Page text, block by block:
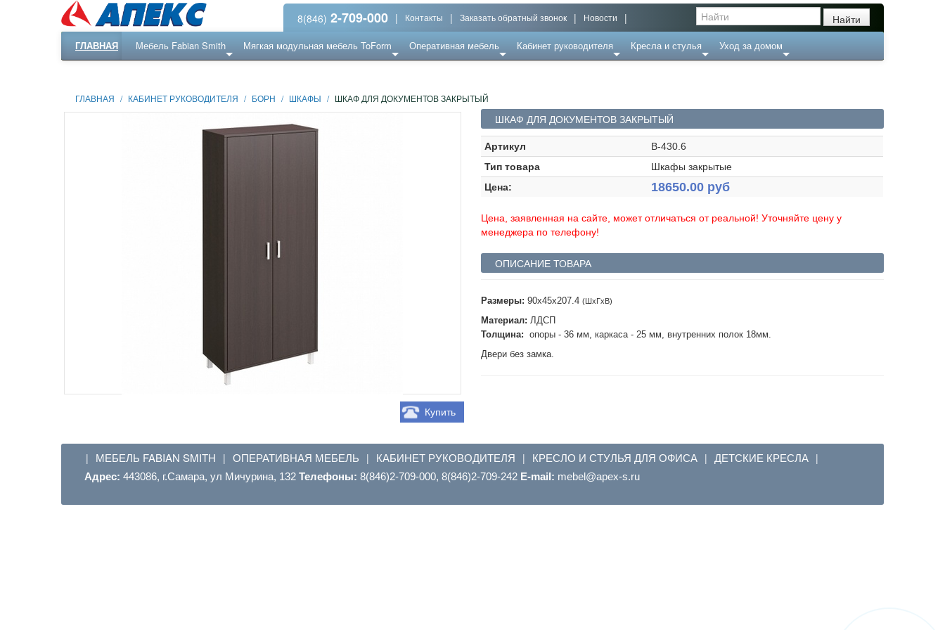
8(846) 2-709-000 | Контакты | Заказать обратный звонок | Новости |
ГЛАВНАЯ Мебель Fabian Smith Мягкая модульная мебель ToForm Оперативная мебель Кабинет руководителя Кресла и стулья Уход за домом
ГЛАВНАЯ / КАБИНЕТ РУКОВОДИТЕЛЯ / БОРН / ШКАФЫ / ШКАФ ДЛЯ ДОКУМЕНТОВ ЗАКРЫТЫЙ
Купить
ШКАФ ДЛЯ ДОКУМЕНТОВ ЗАКРЫТЫЙ
Артикул
В-430.6
Тип товара
Шкафы закрытые
Цена:
18650.00 руб
Цена, заявленная на сайте, может отличаться от реальной! Уточняйте цену у
менеджера по телефону!
ОПИСАНИЕ ТОВАРА
Размеры: 90x45x207.4(ШхГхВ)
Материал: ЛДСП
Толщина: опоры - 36 мм, каркаса - 25 мм, внутренних полок 18мм.
Двери без замка.
| МЕБЕЛЬ FABIAN SMITH | ОПЕРАТИВНАЯ МЕБЕЛЬ | КАБИНЕТ РУКОВОДИТЕЛЯ | КРЕСЛО И СТУЛЬЯ ДЛЯ ОФИСА | ДЕТСКИЕ КРЕСЛА |
Адрес: 443086, г.Самара, ул Мичурина, 132 Телефоны: 8(846)2-709-000, 8(846)2-709-242 E-mail: ur.s-xepa@lebem